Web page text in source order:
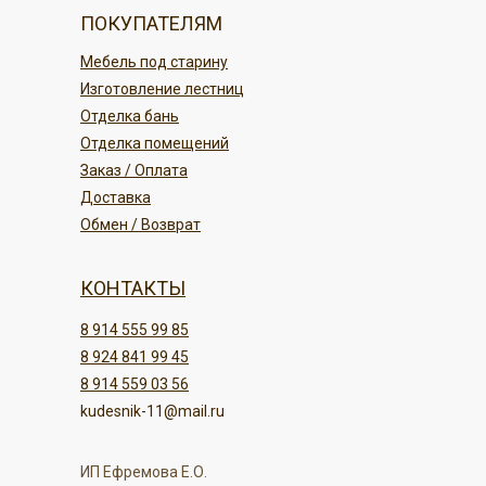
Отделка бань
Изготовление лестниц
Мебель под старину
ПОКУПАТЕЛЯМ
kudesnik-11@mail.ru
8 914 559 03 56
8 914 555 99 85
8 924 841 99 45
КОНТАКТЫ
Обмен / Возврат
Отделка помещений
Заказ / Оплата
Доставка
ИП Ефремова Е.О.